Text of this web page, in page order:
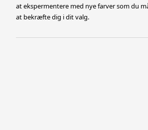
atekspermentere med nye farver som du
at bekræfte dig i dit valg.